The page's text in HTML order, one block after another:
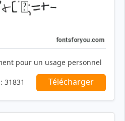
pour un usage personnel
31831 Télécharger